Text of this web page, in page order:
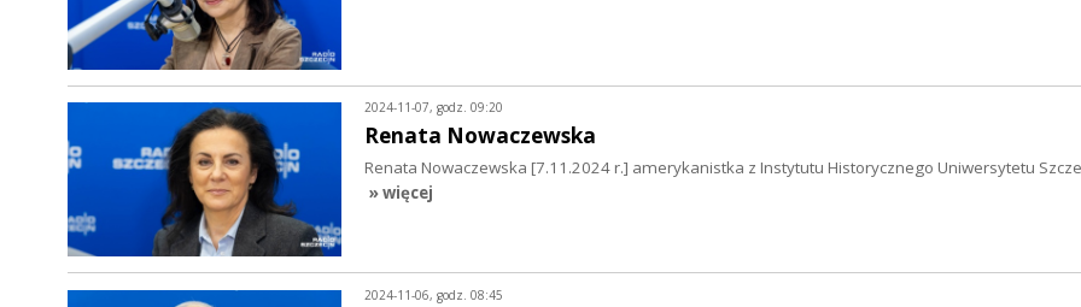
2024-11-07, godz. 09:20
Renata Nowaczewska
Renata Nowaczewska [7.11.2024 r.] amerykanistka z Instytutu Historycznego Uniwersytetu
» więcej
2024-11-06, godz. 08:45